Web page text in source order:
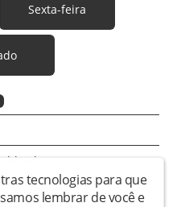
Sexta-feira
tecnologias para que
lembrar de você e